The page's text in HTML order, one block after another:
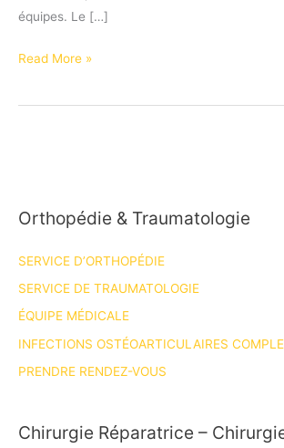
équipes. Le […]
Le
du
le
Nicolas
Bronsard!
Read More »
Orthopédie & Traumatologie
SERVICE D’ORTHOPÉDIE
SERVICE DE TRAUMATOLOGIE
ÉQUIPE MÉDICALE
INFECTIONS OSTÉOARTICULAIRES
PRENDRE RENDEZ-VOUS
Chirurgie Réparatrice –